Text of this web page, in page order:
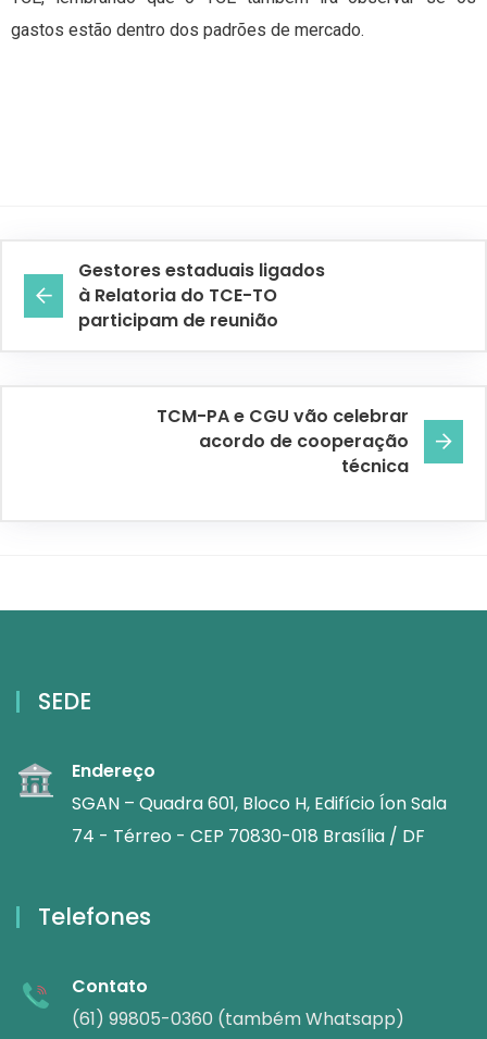
gastos estão dentro dos padrões de mercado.
Gestores estaduais ligados
à Relatoria do TCE-TO
participam de reunião
TCM-PA e CGU vão celebrar
acordo de cooperação
técnica
SEDE
Endereço
SGAN – Quadra 601, Bloco H, Edifício Íon Sala
74 - Térreo - CEP 70830-018 Brasília / DF
Telefones
Contato
(61) 99805-0360 (também Whatsapp)